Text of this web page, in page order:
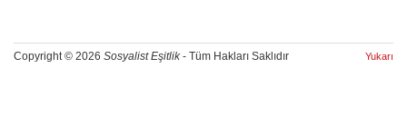
Copyright © 2026 Sosyalist Eşitlik- Tüm Hakları Saklıdır Yukarı